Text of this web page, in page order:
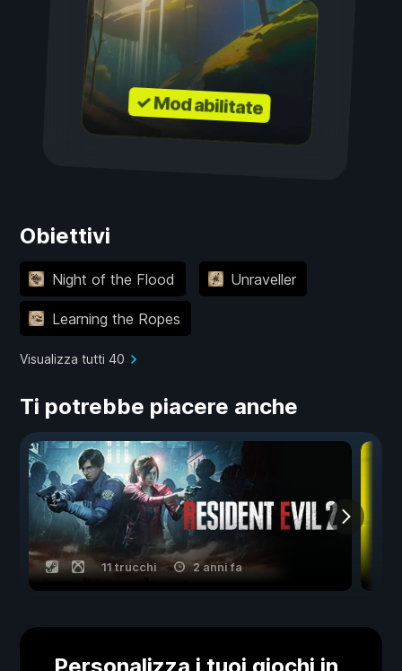
✓ Mod abilitate
Obiettivi
Night of the Flood Unraveller
Learning the Ropes
Visualizza tutti 40
Ti potrebbe piacere anche
11 trucchi 2 anni fa